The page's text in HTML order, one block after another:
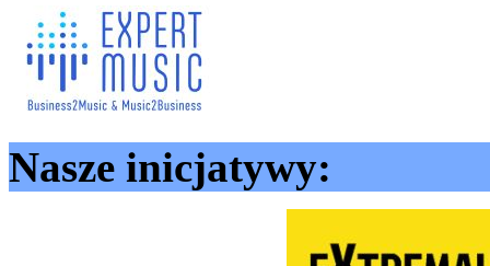
Nasze inicjatywy: